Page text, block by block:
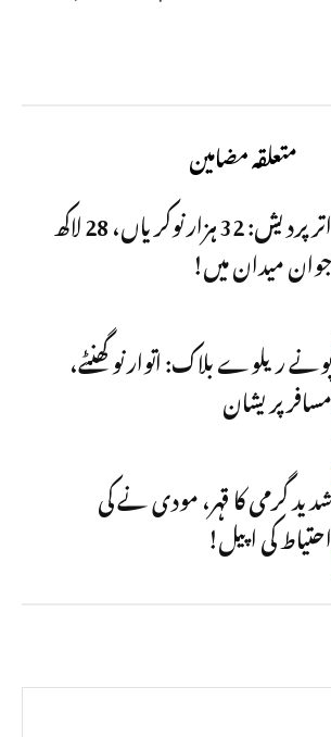
متعلقہ مضامین
اتر پردیش: 32 ہزار نوکریاں، 28 لاکھ
جوان میدان میں!
ریلوے بلاک: اتوار نو گھنٹے،
پریشان
گرمی کا قہر، مودی نے کی
کی اپیل!